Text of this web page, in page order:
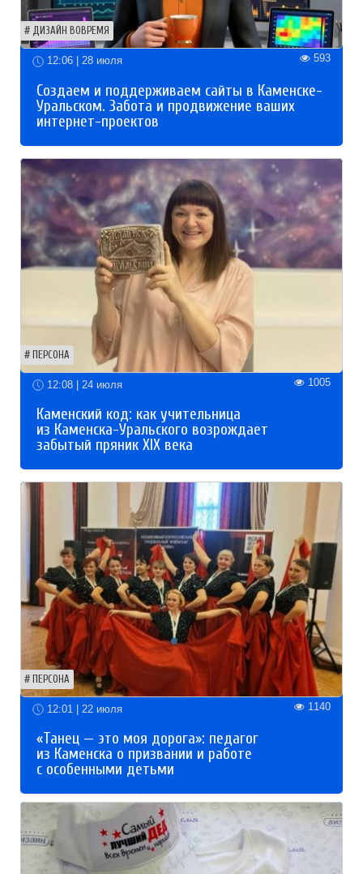
ДИЗАЙН ВОВРЕМЯ
12:06 | 28 июля 593
Создаем и поддерживаем сайты в Каменске-
Уральском. Забота и продвижение ваших
интернет-проектов
ПЕРСОНА
12:08 | 24 июля 1005
Каменский код: как учительница
из Каменска-Уральского возрождает
забытый пряник XIX века
ПЕРСОНА
12:01 | 22 июля 1140
«Танец — это моя дорога»: педагог
из Каменска о призвании и работе
с особенными детьми